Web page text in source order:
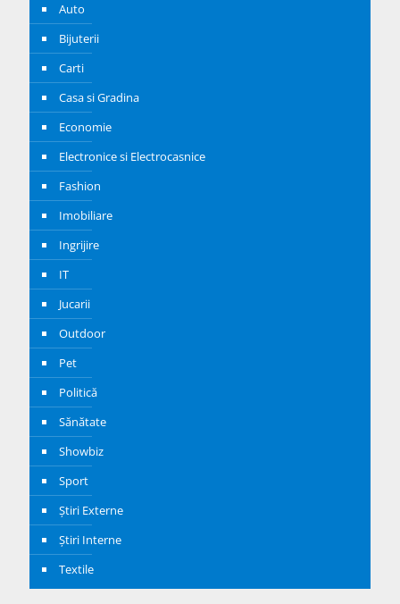
Auto
Bijuterii
Carti
Casa si Gradina
Economie
Electronice si Electrocasnice
Fashion
Imobiliare
Ingrijire
IT
Jucarii
Outdoor
Pet
Politică
Sănătate
Showbiz
Sport
Știri Externe
Știri Interne
Textile